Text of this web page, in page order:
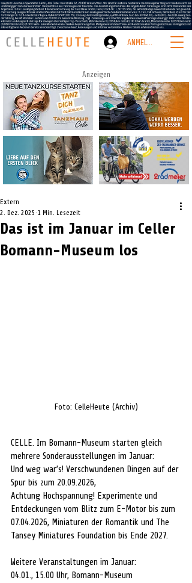
ANMELDEN
Anzeigen
Das ist im Januar im Celler
Bomann-Museum los
Extern
2. Dez. 2025 1 Min. Lesezeit
Foto: CelleHeute (Archiv)
CELLE. Im Bomann-Museum starten gleich
mehrere Sonderausstellungen im Januar:
Und weg war’s! Verschwundenen Dingen auf der
Spur bis zum 20.09.2026,
Achtung Hochspannung! Experimente und
Entdeckungen vom Blitz zum E-Motor bis zum
07.04.2026, Miniaturen der Romantik und The
Tansey Miniatures Foundation bis Ende 2027.
Weitere Veranstaltungen im Januar:
04.01., 15.00 Uhr, Bomann-Museum